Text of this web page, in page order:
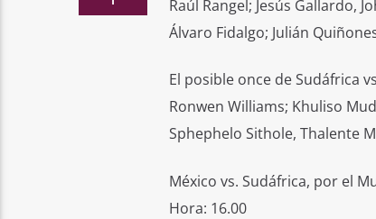
Raúl Rangel; Jesús Gallardo,
Álvaro Fidalgo; Julián
El posible once de Sudáfrica
Ronwen Williams; Khuliso
Sphephelo Sithole, Thalente
México vs. Sudáfrica, por el
Hora: 16.00